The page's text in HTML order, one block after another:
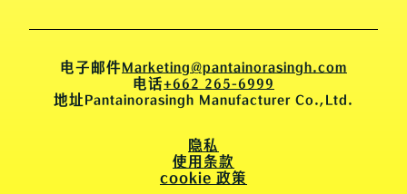
隐私
使用条款
cookie 政策
电子邮件Marketing@pantainorasingh.com
电话+662 265-6999
地址 Pantainorasingh Manufacturer Co.,Ltd.